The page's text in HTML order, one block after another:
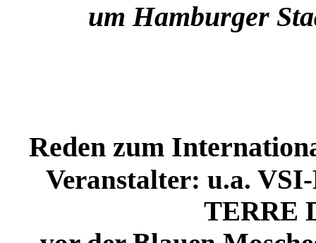
um Hamburger
Reden zum
Veranstalter: u.a.
TERRE